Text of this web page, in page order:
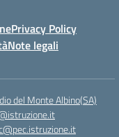
Privacy Policy
Note legali
del Monte Albino(SA)